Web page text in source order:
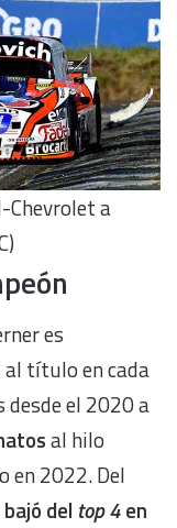
Chevrolet a
es
título en cada
desde el 2020 a
al hilo
en 2022. Del
del top 4en